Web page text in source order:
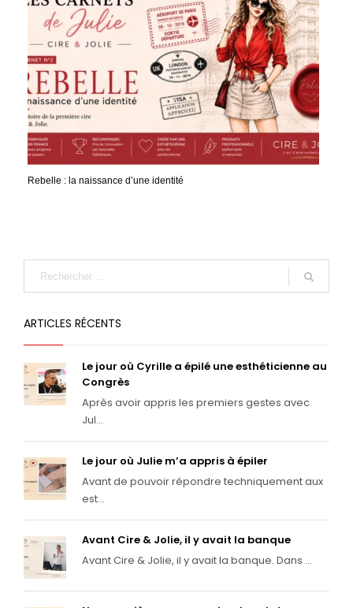
Rebelle : la naissance d’une identité
ARTICLES RÉCENTS
Le jour où Cyrille a épilé une esthéticienne au
Congrès
Après avoir appris les premiers gestes avec
Jul...
Le jour où Julie m’a appris à épiler
Avant de pouvoir répondre techniquement aux
est...
Avant Cire & Jolie, il y avait la banque
Avant Cire & Jolie, il y avait la banque. Dans ...